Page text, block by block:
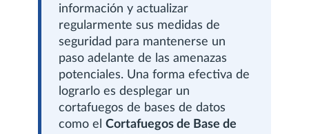
información y actualizar
regularmente sus medidas de
seguridad para mantenerse un
paso adelante de las amenazas
potenciales. Una forma efectiva de
lograrlo es desplegar un
cortafuegos de bases de datos
como el Cortafuegos de Base de